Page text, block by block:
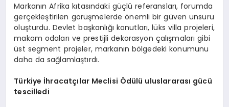
Markanın Afrika kıtasındaki güçlü referansları, forumda
gerçekleştirilen görüşmelerde önemli bir güven unsuru
oluşturdu. Devlet başkanlığı konutları, lüks villa projeleri,
makam odaları ve prestijli dekorasyon çalışmaları gibi
üst segment projeler, markanın bölgedeki konumunu
daha da sağlamlaştırdı.
Türkiye İhracatçılar Meclisi Ödülü uluslararası gücü
tescilledi